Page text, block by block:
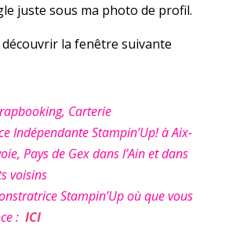
juste sous ma photo de profil.
la fenêtre suivante
Carterie
Indépendante Stampin’Up! à Aix-
Pays de Gex dans l’Ain et dans
voisins
Stampin’Up où que vous
: ICI